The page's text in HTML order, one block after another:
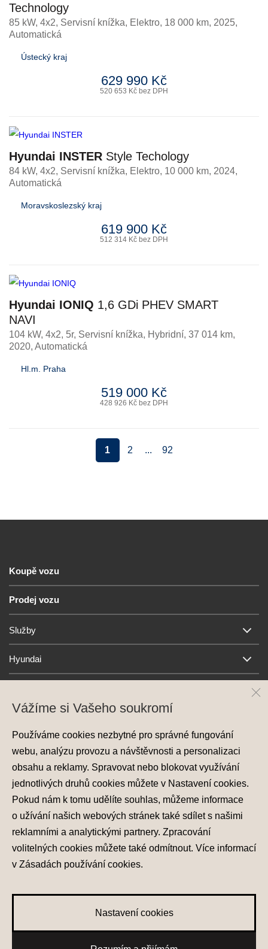
0
Technology
85 kW, 4x2, Servisní knížka, Elektro, 18 000 km, 2025,
Automatická
Ústecký kraj
629 990 Kč
520 653 Kč bez DPH
Hyundai INSTER Style Techology
84 kW, 4x2, Servisní knížka, Elektro, 10 000 km, 2024,
Automatická
Moravskoslezský kraj
619 900 Kč
512 314 Kč bez DPH
Hyundai IONIQ 1,6 GDi PHEV SMART
NAVI
104 kW, 4x2, 5r, Servisní knížka, Hybridní, 37 014 km,
2020, Automatická
Hl.m. Praha
519 000 Kč
428 926 Kč bez DPH
1 2 ... 92
Koupě vozu
Prodej vozu
Služby
Hyundai
Všechna práva vyhrazena
Ochrana osobních údajů
Nastavení cookies
Zásady používání cookies
Made withPragueBest
Vážíme si Vašeho soukromí
Používáme cookies nezbytné pro správné fungování
webu, analýzu provozu a návštěvnosti a personalizaci
obsahu a reklamy. Spravovat nebo blokovat využívání
jednotlivých druhů cookies můžete v Nastavení cookies.
Pokud nám k tomu udělíte souhlas, můžeme informace
o užívání našich webových stránek také sdílet s našimi
reklamními a analytickými partnery. Zpracování
volitelných cookies můžete také odmítnout. Více informací
v Zásadách používání cookies.
Nastavení cookies